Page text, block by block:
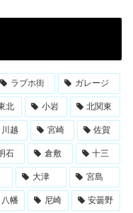
ラブホ街 ガレージ
北 小岩 北関東
川越 宮崎 佐賀
石 倉敷 十三
大津 宮島
八幡 尼崎 安曇野